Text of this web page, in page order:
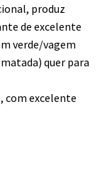
produz
de excelente
verde/vagem
quer para
com excelente